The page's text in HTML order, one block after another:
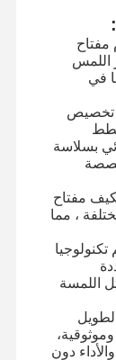
مفتاح
اللمس
في
تخصيص
بسلاسة
مفتاح
، مما
اللمسة
دون